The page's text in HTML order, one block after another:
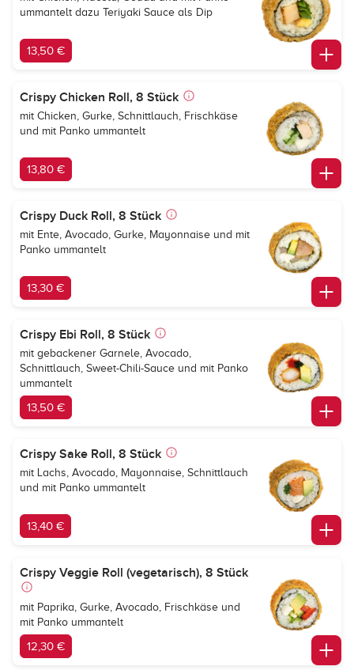
ummantelt dazu Teriyaki Sauce als Dip
13,50 €
Crispy Chicken Roll, 8 Stück
mit Chicken, Gurke, Schnittlauch, Frischkäse
und mit Panko ummantelt
13,80 €
Crispy Duck Roll, 8 Stück
mit Ente, Avocado, Gurke, Mayonnaise und mit
Panko ummantelt
13,30 €
Crispy Ebi Roll, 8 Stück
mit gebackener Garnele, Avocado,
Schnittlauch, Sweet-Chili-Sauce und mit Panko
ummantelt
13,50 €
Crispy Sake Roll, 8 Stück
mit Lachs, Avocado, Mayonnaise, Schnittlauch
und mit Panko ummantelt
13,40 €
Crispy Veggie Roll (vegetarisch), 8 Stück
mit Paprika, Gurke, Avocado, Frischkäse und
mit Panko ummantelt
12,30 €